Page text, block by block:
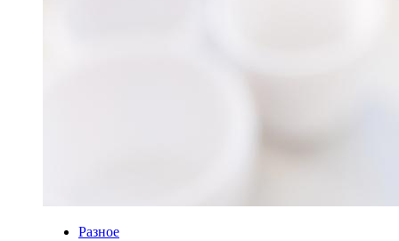
Разное